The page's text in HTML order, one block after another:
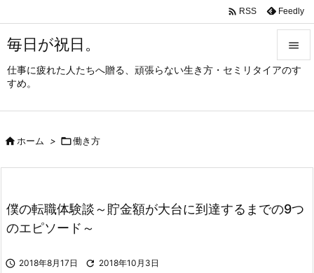
毎日が祝日。
仕事に疲れた人たちへ贈る、頑張らない生き方・セミリタイアのす
すめ。




 RSS Feedly
ホーム > 働き方
僕の転職体験談～貯金額が大台に到達するまでの9つ
のエピソード～
 2018年8月17日  2018年10月3日